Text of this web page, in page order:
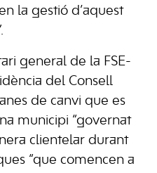
la gestió d’aquest
general de la FSE-
del Consell
de canvi que es
municipi “governat
clientelar durant
“que comencen a